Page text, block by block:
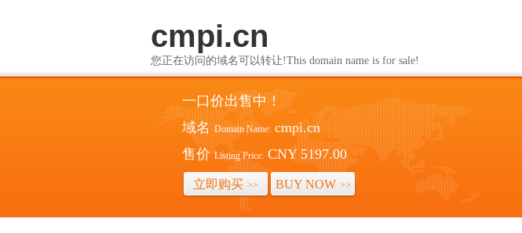
cmpi.cn
您正在访问的域名可以转让!This domain name is for sale!
一口价出售中！
域名 Domain Name: cmpi.cn
售价 Listing Price: CNY 5197.00
立即购买 >> BUY NOW >>